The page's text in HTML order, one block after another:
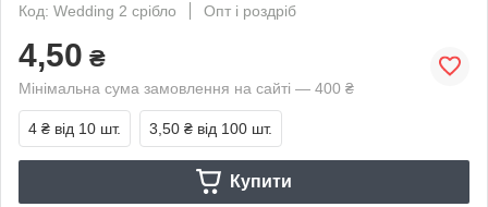
Код: Wedding 2 срібло
Опт і роздріб
4,50 ₴
Мінімальна сума замовлення на сайті — 400 ₴
4 ₴ від 10 шт. 3,50 ₴ від 100 шт.
Купити